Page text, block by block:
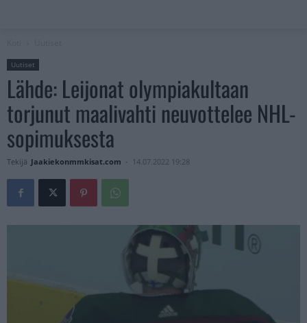
Uutiset
Lähde: Leijonat olympiakultaan
torjunut maalivahti neuvottelee NHL-
sopimuksesta
Tekijä Jaakiekonmmkisat.com - 14.07.2022 19:28